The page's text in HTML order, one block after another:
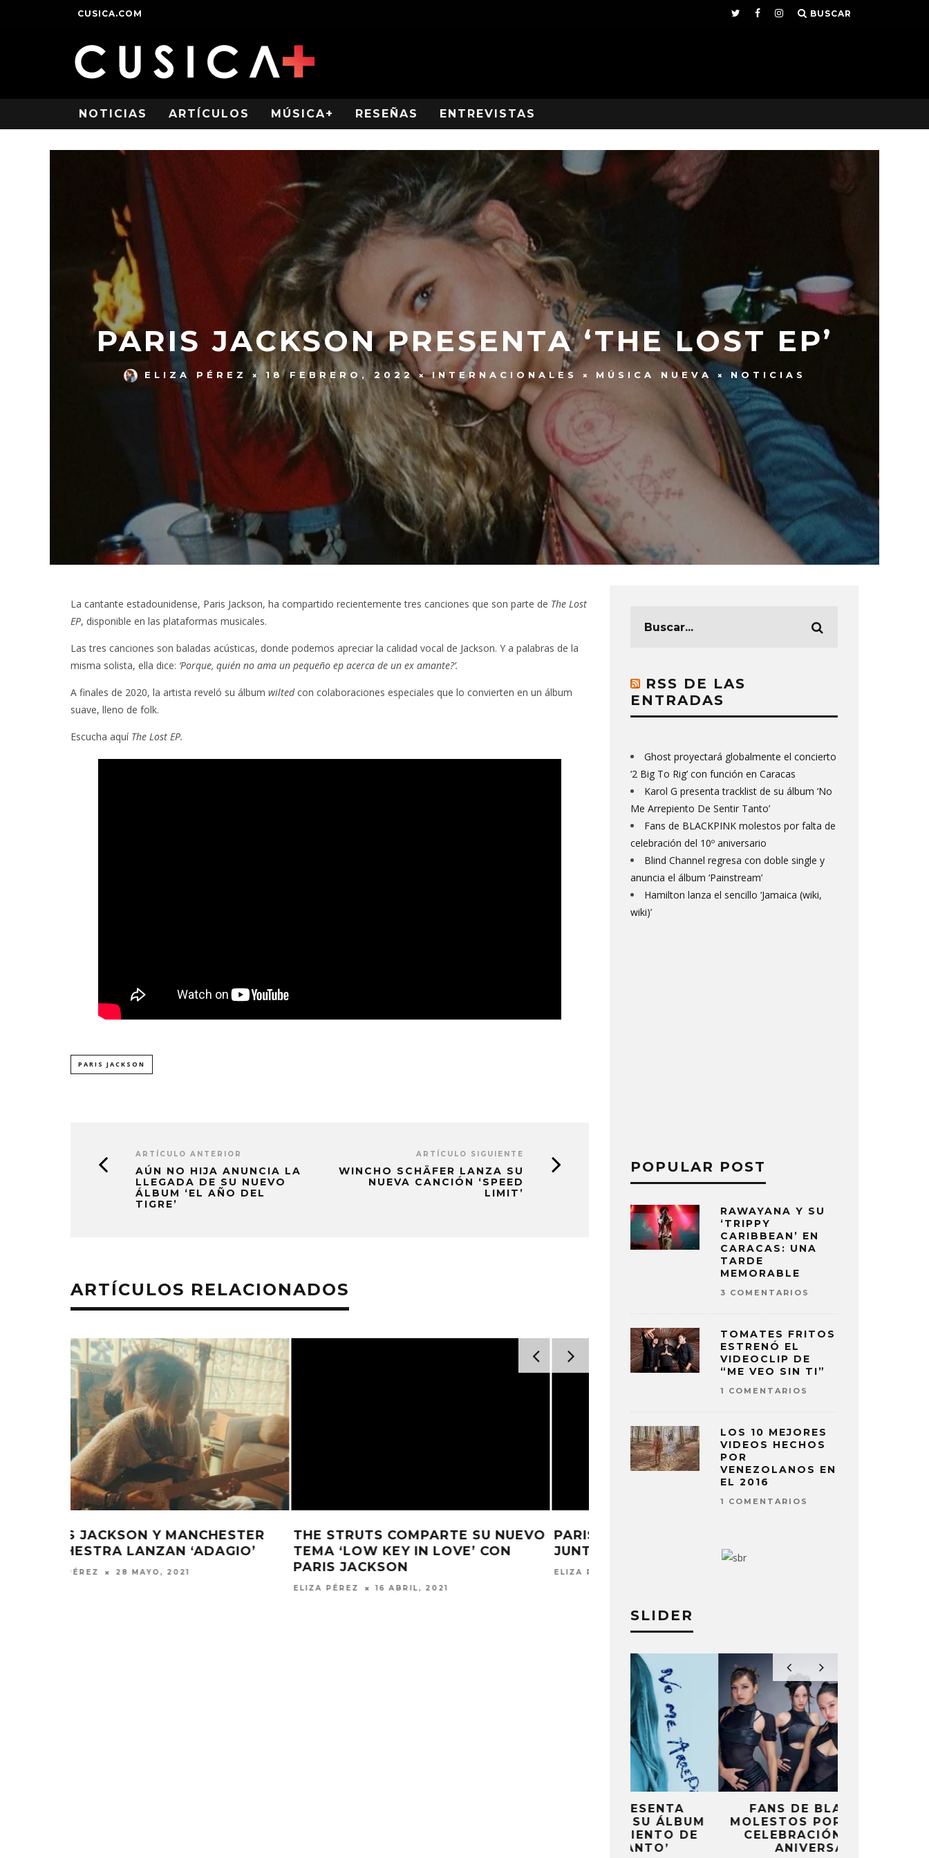
CUSICA.COM BUSCAR
NOTICIAS ARTÍCULOS MÚSICA+ RESEÑAS ENTREVISTAS
PARIS JACKSON PRESENTA ‘THE LOST EP’
ELIZA PÉREZ 18 FEBRERO, 2022 INTERNACIONALES MÚSICA NUEVA NOTICIAS
La cantante estadounidense, Paris Jackson, ha compartido recientemente tres canciones que son parte de The Lost
EP, disponible en las plataformas musicales.
Las tres canciones son baladas acústicas, donde podemos apreciar la calidad vocal de Jackson. Y a palabras de la
misma solista, ella dice: ‘Porque, quién no ama un pequeño ep acerca de un ex amante?’.
A finales de 2020, la artista reveló su álbum wiltedcon colaboraciones especiales que lo convierten en un álbum
suave, lleno de folk.
Escucha aquí The Lost EP.
PARIS JACKSON
ARTÍCULO ANTERIOR
AÚN NO HIJA ANUNCIA LA
LLEGADA DE SU NUEVO
ÁLBUM ‘EL AÑO DEL
TIGRE’
ARTÍCULO SIGUIENTE
WINCHO SCHÄFER LANZA SU
NUEVA CANCIÓN ‘SPEED
LIMIT’
ARTÍCULOS RELACIONADOS
THE STRUTS COMPARTE SU NUEVO
TEMA ‘LOW KEY IN LOVE’ CON
PARIS JACKSON
PARIS JACKSON REVELA ‘EYELIDS’
JUNTO A ANDY HULL
ELIZA PÉREZ
RSS DE LAS
ENTRADAS
Ghost proyectará globalmente el concierto
‘2 Big To Rig’ con función en Caracas
Karol G presenta tracklist de su álbum ‘No
Me Arrepiento De Sentir Tanto’
Fans de BLACKPINK molestos por falta de
celebración del 10º aniversario
Blind Channel regresa con doble single y
anuncia el álbum ‘Painstream’
Hamilton lanza el sencillo ‘Jamaica (wiki,
wiki)’
POPULAR POST
RAWAYANA Y SU
‘TRIPPY
CARIBBEAN’ EN
CARACAS: UNA
TARDE
MEMORABLE
3 COMENTARIOS
TOMATES FRITOS
ESTRENÓ EL
VIDEOCLIP DE
“ME VEO SIN TI”
1 COMENTARIOS
LOS 10 MEJORES
VIDEOS HECHOS
POR
VENEZOLANOS EN
EL 2016
1 COMENTARIOS
SLIDER
FANS DE BLACKPINK
MOLESTOS POR FALTA DE
CELEBRACIÓN DEL 10º
ANIVERSARIO